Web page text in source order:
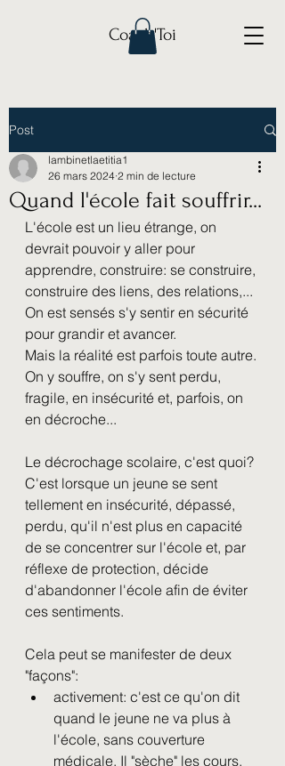
Coach'Toi
Post
Quand l'école fait souffrir...
lambinetlaetitia1
26 mars 2024 2 min de lecture
L'école est un lieu étrange, on
devrait pouvoir y aller pour
apprendre, construire: se construire,
construire des liens, des relations,...
On est sensés s'y sentir en sécurité
pour grandir et avancer.
Mais la réalité est parfois toute autre.
On y souffre, on s'y sent perdu,
fragile, en insécurité et, parfois, on
en décroche...
Le décrochage scolaire, c'est quoi?
C'est lorsque un jeune se sent
tellement en insécurité, dépassé,
perdu, qu'il n'est plus en capacité
de se concentrer sur l'école et, par
réflexe de protection, décide
d'abandonner l'école afin de éviter
ces sentiments.
Cela peut se manifester de deux
"façons":
activement: c'est ce qu'on dit
quand le jeune ne va plus à
l'école, sans couverture
médicale. Il "sèche" les cours,